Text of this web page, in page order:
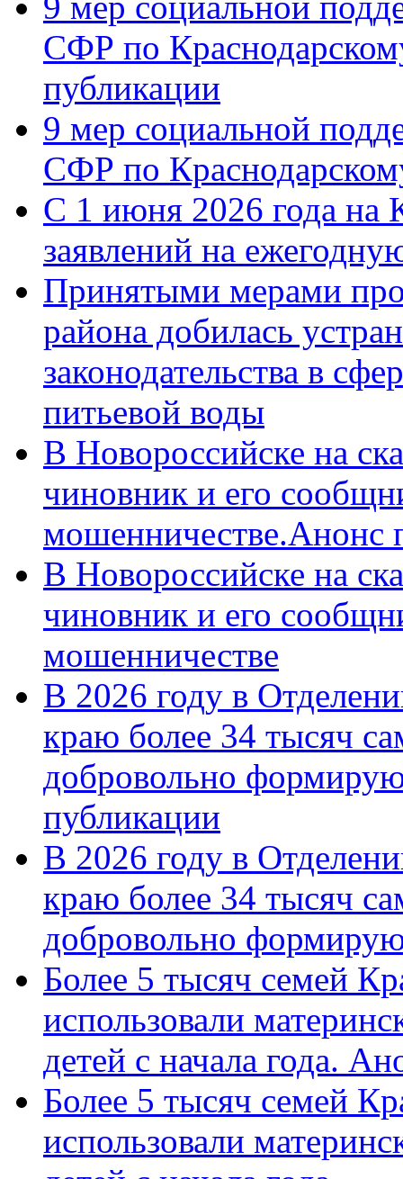
СФР по
публикации
9 мер социальной
СФР по
С 1 июня 2026 года на
заявлений на
Принятыми мерами
района добилась
законодательства в
питьевой воды
В Новороссийске на
чиновник и его
мошенничестве.Анонс
В Новороссийске на
чиновник и его
мошенничестве
В 2026 году в
краю более 34 тысяч
добровольно
публикации
В 2026 году в
краю более 34 тысяч
добровольно
Более 5 тысяч семей
использовали
детей с начала года.
Более 5 тысяч семей
использовали